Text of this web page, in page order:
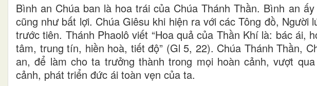
Bình an Chúa ban là hoa trái của Chúa Thánh Thần. Bình an
cũng như bất lợi. Chúa Giêsu khi hiện ra với các Tông đồ, Người
trước tiên. Thánh Phaolô viết “Hoa quả của Thần Khí là: bác ái,
tâm, trung tín, hiền hoà, tiết độ” (Gl 5, 22). Chúa Thánh Thần,
an, để làm cho ta trưởng thành trong mọi hoàn cảnh, vượt
cảnh, phát triển đức ái toàn vẹn của ta.